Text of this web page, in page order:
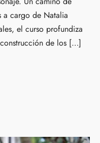
a cargo de Natalia
el curso profundiza
de los […]